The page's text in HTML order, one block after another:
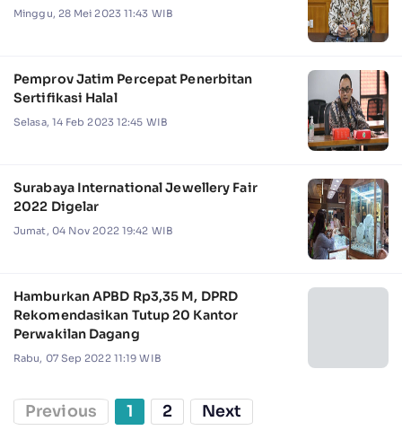
Minggu, 28 Mei 2023 11:43 WIB
Pemprov Jatim Percepat Penerbitan
Sertifikasi Halal
Selasa, 14 Feb 2023 12:45 WIB
Surabaya International Jewellery Fair
2022 Digelar
Jumat, 04 Nov 2022 19:42 WIB
Hamburkan APBD Rp3,35 M, DPRD
Rekomendasikan Tutup 20 Kantor
Perwakilan Dagang
Rabu, 07 Sep 2022 11:19 WIB
Previous 1 2 Next